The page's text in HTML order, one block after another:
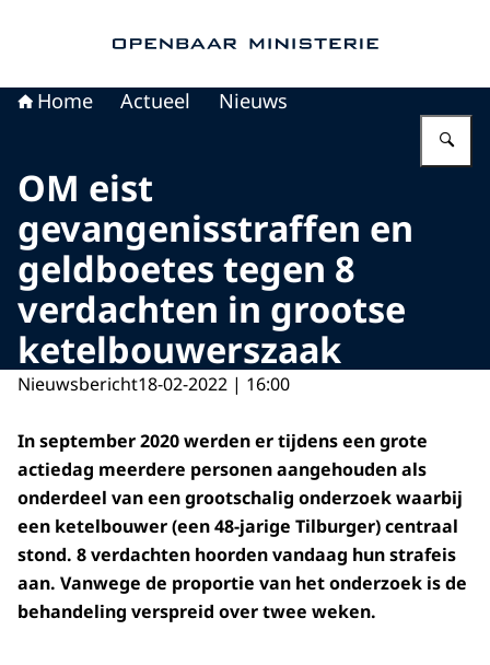
Home Actueel Nieuws
OM eist
gevangenisstraffen en
geldboetes tegen 8
verdachten in grootse
ketelbouwerszaak
Nieuwsbericht18-02-2022 | 16:00
In september 2020 werden er tijdens een grote
actiedag meerdere personen aangehouden als
onderdeel van een grootschalig onderzoek waarbij
een ketelbouwer (een 48-jarige Tilburger) centraal
stond. 8 verdachten hoorden vandaag hun strafeis
aan. Vanwege de proportie van het onderzoek is de
behandeling verspreid over twee weken.